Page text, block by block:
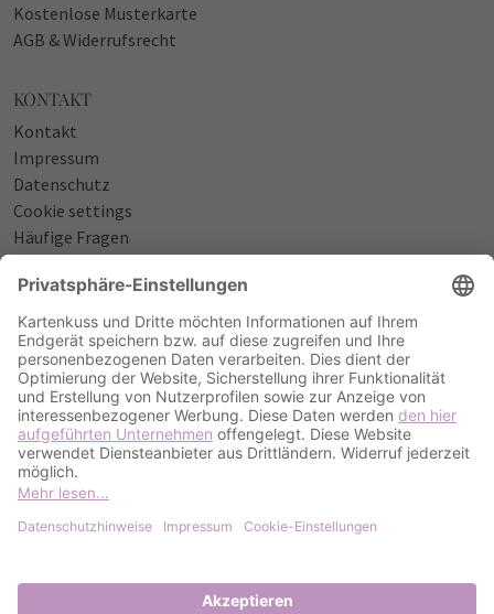
Kostenlose Musterkarte
AGB & Widerrufsrecht
KONTAKT
Kontakt
Impressum
Datenschutz
Cookie settings
Häufige Fragen
NÜTZLICHES
Sprüche zur Geburt
Einladungstexte zum Geburtstag
Einladungstexte zur Silberhochzeit
Qualität & Umschläge
Bestellablauf
ZAHLUNGSOPTIONEN
Kreditkarte